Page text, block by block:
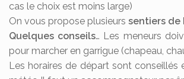
cas le choix est moins large)
On vous propose plusieurs sentiers de
Quelques conseils… Les meneurs
pour marcher en garrigue (chapeau,
Les horaires de départ sont conseillés